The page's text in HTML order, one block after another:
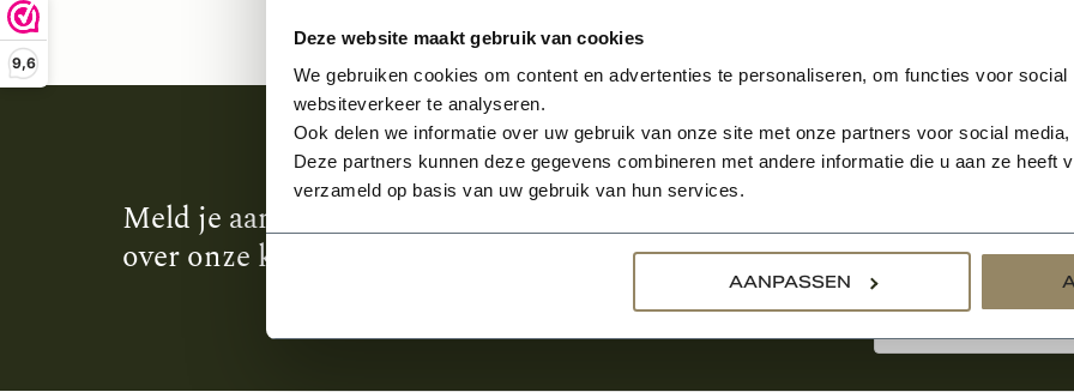
Deze website maakt gebruik van cookies
We gebruiken cookies om content en advertenties te personaliseren, om functies voor
websiteverkeer te analyseren.
Ook delen we informatie over uw gebruik van onze site met onze partners voor social
Deze partners kunnen deze gegevens combineren met andere informatie die u aan ze heeft
verzameld op basis van uw gebruik van hun services.
AANPASSEN
9,6
Meld je aan en ontvang het laatste nieuws
over onze kempische bouwstijl!
Aanmelden voor de